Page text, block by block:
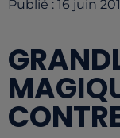
Publié : 16 juin